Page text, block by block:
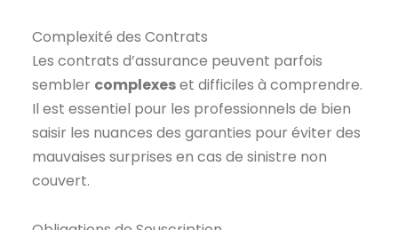
Complexité des Contrats
Les contrats d’assurance peuvent parfois
sembler complexeset difficiles à comprendre.
Il est essentiel pour les professionnels de bien
saisir les nuances des garanties pour éviter des
mauvaises surprises en cas de sinistre non
couvert.